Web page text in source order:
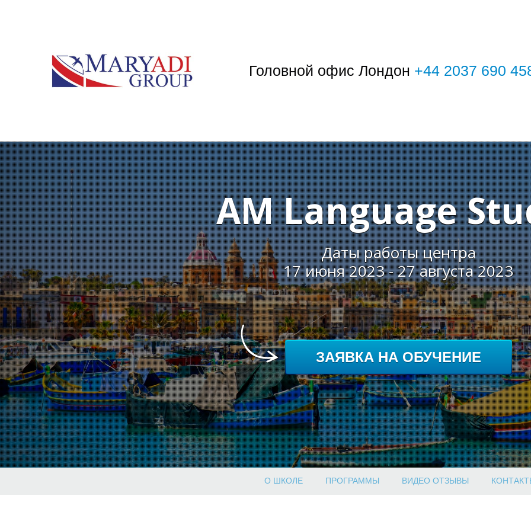
Головной офис Лондон +44 2037 690
AM Language
Даты работы центра
17 июня 2023 - 27 августа 2023
ЗАЯВКА НА ОБУЧЕНИЕ
О ШКОЛЕ ПРОГРАММЫ ВИДЕО ОТЗЫВЫ